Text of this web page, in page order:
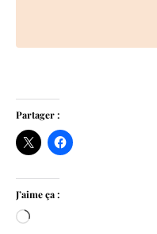
Partager :
J’aime ça :
Chargement…